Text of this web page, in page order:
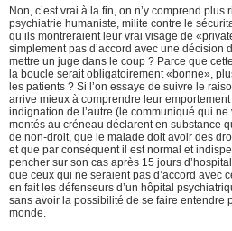
Non, c’est vrai à la fin, on n’y comprend
psychiatrie humaniste, milite contre le
qu’ils montreraient leur vrai visage de
simplement pas d’accord avec une décision
mettre un juge dans le coup ? Parce que
la boucle serait obligatoirement «bonne»,
les patients ? Si l’on essaye de suivre le
arrive mieux à comprendre leur
indignation de l’autre (le communiqué qui
montés au créneau déclarent en substance
de non-droit, que le malade doit avoir des
et que par conséquent il est normal et
pencher sur son cas après 15 jours
que ceux qui ne seraient pas d’accord avec
en fait les défenseurs d’un hôpital
sans avoir la possibilité de se faire entendre
monde.